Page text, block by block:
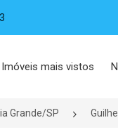
Imóveis mais vistos
Grande/SP